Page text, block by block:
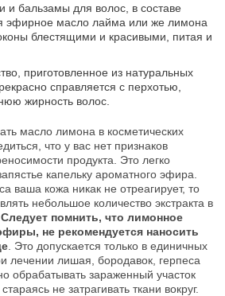
и бальзамы для волос, в составе
эфирное масло лайма или же лимона
блестящими и красивыми, питая и
приготовленное из натуральных
справляется с перхотью,
жирность волос.
масло лимона в косметических
что у вас нет признаков
продукта. Это легко
капельку ароматного эфира.
ваша кожа никак не отреагирует, то
небольшое количество экстракта в
Следует помнить, что лимонное
не рекомендуется наносить
. Это допускается только в единичных
лечении лишая, бородавок, герпеса
обрабатывать зараженный участок
не затрагивать ткани вокруг.